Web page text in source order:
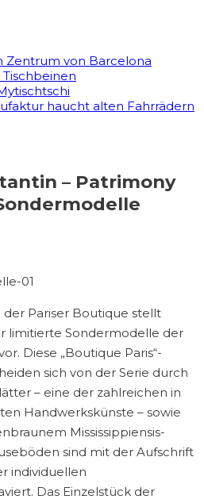
Zentrum von Barcelona
haucht alten Fahrrädern
– Patrimony
Pariser Boutique stellt
limitierte Sondermodelle der
Diese „Boutique Paris“-
sich von der Serie durch
– eine der zahlreichen in
Handwerkskünste – sowie
Mississippiensis-
sind mit der Aufschrift
individuellen
Das Einzelstück der